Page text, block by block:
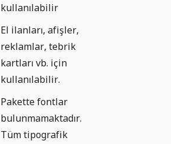
kullanılabilir
El ilanları, afişler,
reklamlar, tebrik
kartları vb. için
kullanılabilir.
Pakette fontlar
bulunmamaktadır.
Tüm tipografik